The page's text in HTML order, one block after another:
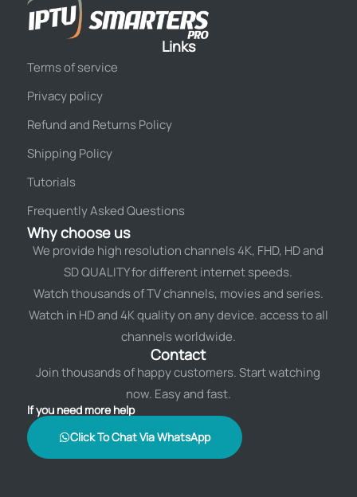
Links
Terms of service
Privacy policy
Refund and Returns Policy
Shipping Policy
Tutorials
Frequently Asked Questions
Why choose us
We provide high resolution channels 4K, FHD, HD and
SD QUALITY for different internet speeds.
Watch thousands of TV channels, movies and series.
Watch in HD and 4K quality on any device. access to all
channels worldwide.
Contact
Join thousands of happy customers. Start watching
now. Easy and fast.
If you need more help
Click To Chat Via WhatsApp